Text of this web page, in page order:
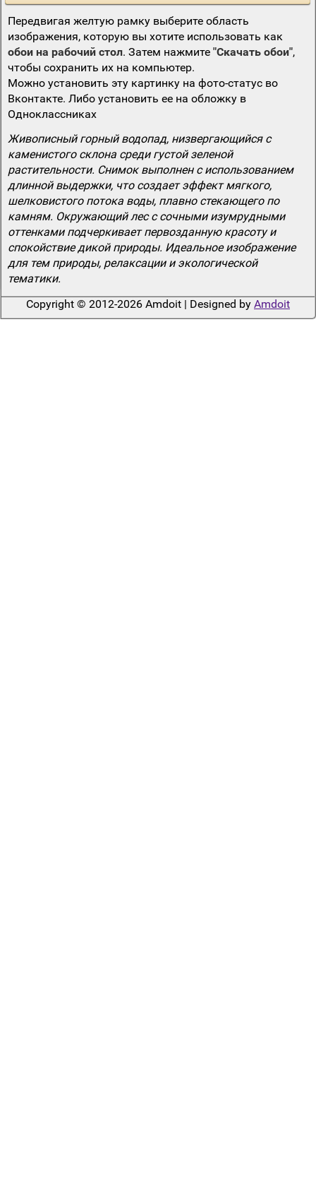
Передвигая желтую рамку выберите область
изображения, которую вы хотите использовать как
обои на рабочий стол. Затем нажмите "Скачать обои",
чтобы сохранить их на компьютер.
Можно установить эту картинку на фото-статус во
Вконтакте. Либо установить ее на обложку в
Одноклассниках
Живописный горный водопад, низвергающийся с
каменистого склона среди густой зеленой
растительности. Снимок выполнен с использованием
длинной выдержки, что создает эффект мягкого,
шелковистого потока воды, плавно стекающего по
камням. Окружающий лес с сочными изумрудными
оттенками подчеркивает первозданную красоту и
спокойствие дикой природы. Идеальное изображение
для тем природы, релаксации и экологической
тематики.
Copyright © 2012-2026 Amdoit | Designed by Amdoit